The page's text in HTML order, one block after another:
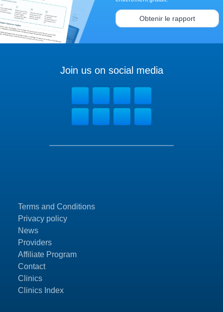
Obtenir le rapport
Terms and Conditions
Privacy policy
News
Providers
Affiliate Program
Contact
Clinics
Clinics Index
Join us on social media